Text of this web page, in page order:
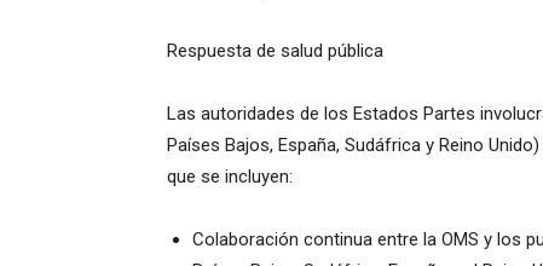
Respuesta de salud pública
Las autoridades de los Estados Partes
Países Bajos, España, Sudáfrica y Reino
que se incluyen:
Colaboración continua entre la OMS y los